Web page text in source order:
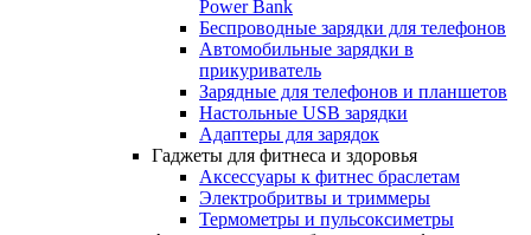
Power Bank
Беспроводные зарядки для телефонов
Автомобильные зарядки в
прикуриватель
Зарядные для телефонов и планшетов
Настольные USB зарядки
Адаптеры для зарядок
Гаджеты для фитнеса и здоровья
Аксессуары к фитнес браслетам
Электробритвы и триммеры
Термометры и пульсоксиметры